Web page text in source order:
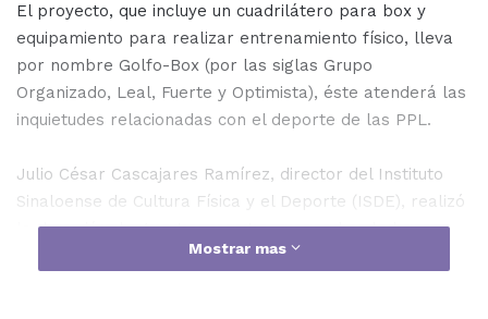
El proyecto, que incluye un cuadrilátero para box y
equipamiento para realizar entrenamiento físico, lleva
por nombre Golfo-Box (por las siglas Grupo
Organizado, Leal, Fuerte y Optimista), éste atenderá las
inquietudes relacionadas con el deporte de las PPL.
Julio César Cascajares Ramírez, director del Instituto
Sinaloense de Cultura Física y el Deporte (ISDE), realizó
la donación de guantes, caretas, manoplas, balones y
otros instrumentos deportivos, a su vez expresó que el
Mostrar mas